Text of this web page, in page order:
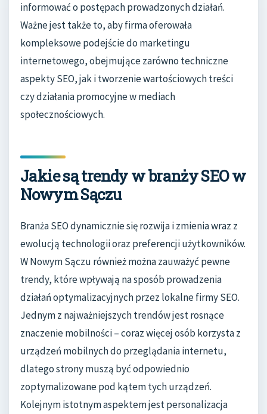
informować o postępach prowadzonych działań.
Ważne jest także to, aby firma oferowała
kompleksowe podejście do marketingu
internetowego, obejmujące zarówno techniczne
aspekty SEO, jak i tworzenie wartościowych treści
czy działania promocyjne w mediach
społecznościowych.
Jakie są trendy w branży SEO w
Nowym Sączu
Branża SEO dynamicznie się rozwija i zmienia wraz z
ewolucją technologii oraz preferencji użytkowników.
W Nowym Sączu również można zauważyć pewne
trendy, które wpływają na sposób prowadzenia
działań optymalizacyjnych przez lokalne firmy SEO.
Jednym z najważniejszych trendów jest rosnące
znaczenie mobilności – coraz więcej osób korzysta z
urządzeń mobilnych do przeglądania internetu,
dlatego strony muszą być odpowiednio
zoptymalizowane pod kątem tych urządzeń.
Kolejnym istotnym aspektem jest personalizacja